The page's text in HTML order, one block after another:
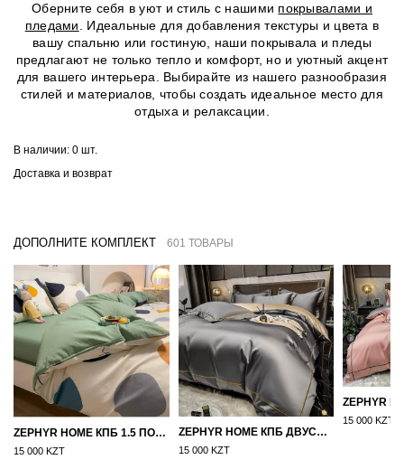
Оберните себя в уют и стиль с нашими покрывалами и
пледами
. Идеальные для добавления текстуры и цвета в
вашу спальню или гостиную, наши покрывала и пледы
предлагают не только тепло и комфорт, но и уютный акцент
для вашего интерьера. Выбирайте из нашего разнообразия
стилей и материалов, чтобы создать идеальное место для
отдыха и релаксации.
В наличии: 0 шт.
Доставка и возврат
ДОПОЛНИТЕ КОМПЛЕКТ 601 ТОВАРЫ
ZEPHYR HOME КПБ 1.5 ПОЛУТОРКА ЦВЕТНЫЕ КРУГИ
15 000 KZT
ZEPHYR HOME КПБ ДВУСПАЛКА ЕВРО МАКО-САТИН 100S ГРАНИТ
15 000 KZT
15 000 KZT